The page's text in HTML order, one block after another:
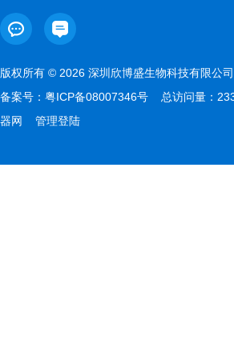
版权所有 © 2026 深圳欣博盛生物科技有限公
备案号： 粤ICP备08007346号 总访问量：
器网
管理登陆